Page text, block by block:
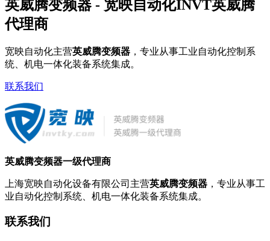
英威腾变频器 - 宽映自动化INVT英威腾
代理商
宽映自动化主营英威腾变频器 ，专业从事工业自动化控制系
统、机电一体化装备系统集成。
联系我们
英威腾变频器一级代理商
上海宽映自动化设备有限公司主营英威腾变频器 ，专业从事工
业自动化控制系统、机电一体化装备系统集成。
联系我们